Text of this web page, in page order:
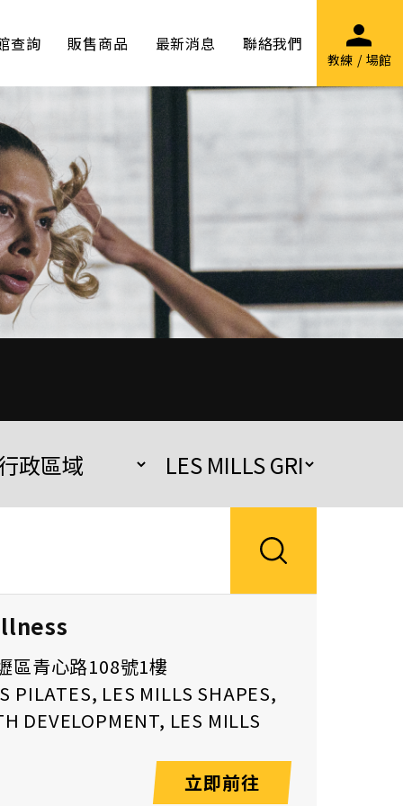
教練 / 場館
查詢 販售商品 最新消息 聯絡我們
區青心路108號1樓
PILATES, LES MILLS SHAPES,
DEVELOPMENT, LES MILLS
立即前往